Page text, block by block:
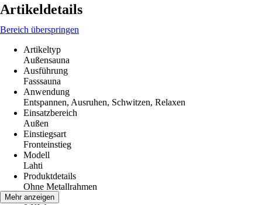
Artikeldetails
Bereich überspringen
Artikeltyp
Außensauna
Ausführung
Fasssauna
Anwendung
Entspannen, Ausruhen, Schwitzen, Relaxen
Einsatzbereich
Außen
Einstiegsart
Fronteinstieg
Modell
Lahti
Produktdetails
Ohne Metallrahmen
Ofen Typ
Mehr anzeigen